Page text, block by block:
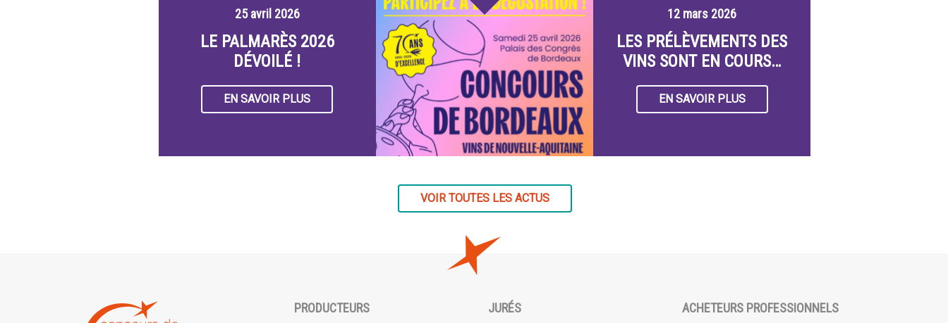
25 avril 2026
LE PALMARÈS 2026
DÉVOILÉ !
EN SAVOIR PLUS
12 mars 2026
LES PRÉLÈVEMENTS DES
VINS SONT EN COURS…
EN SAVOIR PLUS
VOIR TOUTES LES ACTUS
PRODUCTEURS
JURÉS
ACHETEURS PROFESSIONNELS